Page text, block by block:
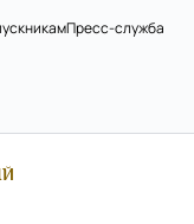
Пресс-служба